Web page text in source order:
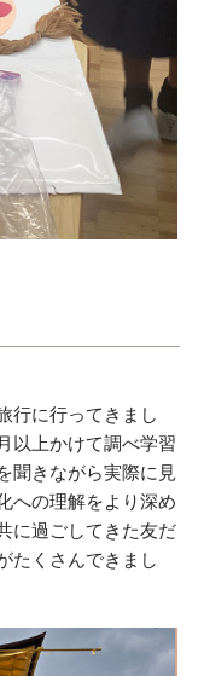
行に行ってきまし
以上かけて調べ学習
聞きながら実際に見
への理解をより深め
に過ごしてきた友だ
たくさんできまし